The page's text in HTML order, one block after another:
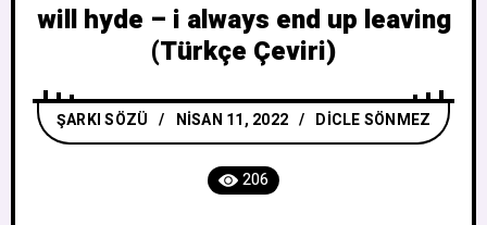
will hyde – i always end up leaving
(Türkçe Çeviri)
ŞARKI SÖZÜ NISAN 11, 2022 DICLE SÖNMEZ
206